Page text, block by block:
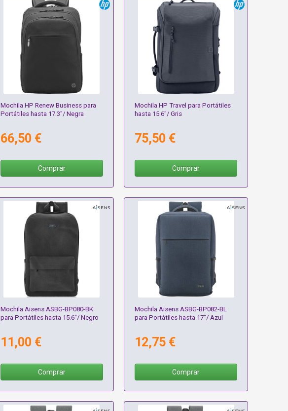
Mochila HP Renew Business para
Portátiles hasta 17.3"/ Negra
66,50 €
Comprar
Mochila HP Travel para Portátiles
hasta 15.6"/ Gris
75,50 €
Comprar
Mochila Aisens ASBG-BP080-BK
para Portátiles hasta 15.6"/ Negro
11,00 €
Comprar
Mochila Aisens ASBG-BP082-BL
para Portátiles hasta 17"/ Azul
12,75 €
Comprar